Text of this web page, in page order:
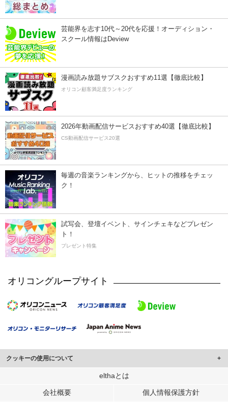
芸能界を志す10代～20代を応援！オーディション・
スクール情報はDeview
漫画読み放題サブスクおすすめ11選【徹底比較】
オリコン顧客満足度ランキング
2026年動画配信サービスおすすめ40選【徹底比較】
CS動画配信サービス20選
毎週の音楽ランキングから、ヒットの推移をチェッ
ク！
試写会、登壇イベント、サインチェキなどプレゼン
ト！
プレゼント特集
オリコングループサイト
クッキーの使用について
このサイトでは Cookie を使用して、ユーザーに合わせたコンテンツや広告の
行っています。
elthaとは
会社概要 個人情報保護方針